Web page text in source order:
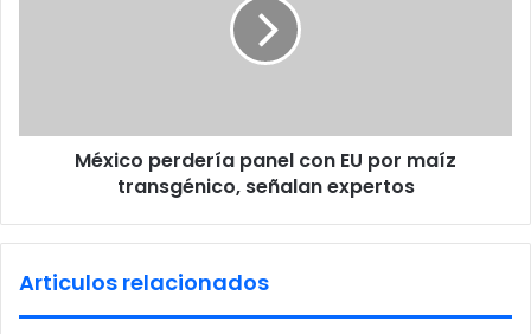
r
p
México perdería panel con EU por maíz
transgénico, señalan expertos
Articulos relacionados